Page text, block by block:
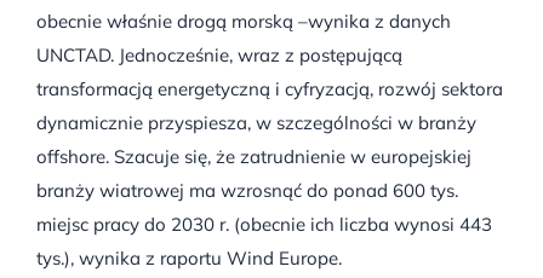
obecnie właśnie drogą morską –wynika z danych
UNCTAD. Jednocześnie, wraz z postępującą
transformacją energetyczną i cyfryzacją, rozwój sektora
dynamicznie przyspiesza, w szczególności w branży
offshore. Szacuje się, że zatrudnienie w europejskiej
branży wiatrowej ma wzrosnąć do ponad 600 tys.
miejsc pracy do 2030 r. (obecnie ich liczba wynosi 443
tys.), wynika z raportu Wind Europe.